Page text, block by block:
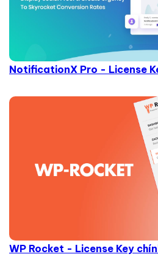
NotificationX Pro - License
WP Rocket - License Key